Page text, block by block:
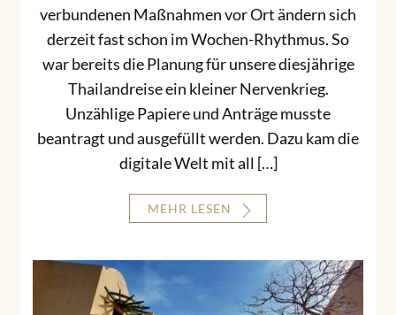
verbundenen Maßnahmen vor Ort ändern sich
derzeit fast schon im Wochen-Rhythmus. So
war bereits die Planung für unsere diesjährige
Thailandreise ein kleiner Nervenkrieg.
Unzählige Papiere und Anträge musste
beantragt und ausgefüllt werden. Dazu kam die
digitale Welt mit all […]
MEHR LESEN